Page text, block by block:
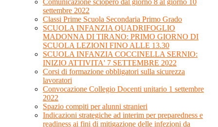
Comunicazione sciopero dal giorno 8 al giorno 10
settembre 2022
Classi Prime Scuola Secondaria Primo Grado
SCUOLA INFANZIA QUADRIFOGLIO
MADONNA DI TIRANO: PRIMO GIORNO DI
SCUOLA LEZIONI FINO ALLE 13.30
SCUOLA INFANZIA COCCINELLA SERNIO:
INIZIO ATTIVITA' 7 SETTEMBRE 2022
Corsi di formazione obbligatori sulla sicurezza
lavoratori
Convocazione Collegio Docenti unitario 1 settembre
2022
Spazio compiti per alunni stranieri
Indicazioni strategiche ad interim per preparedness e
readiness ai fini di mitigazione delle infezioni da